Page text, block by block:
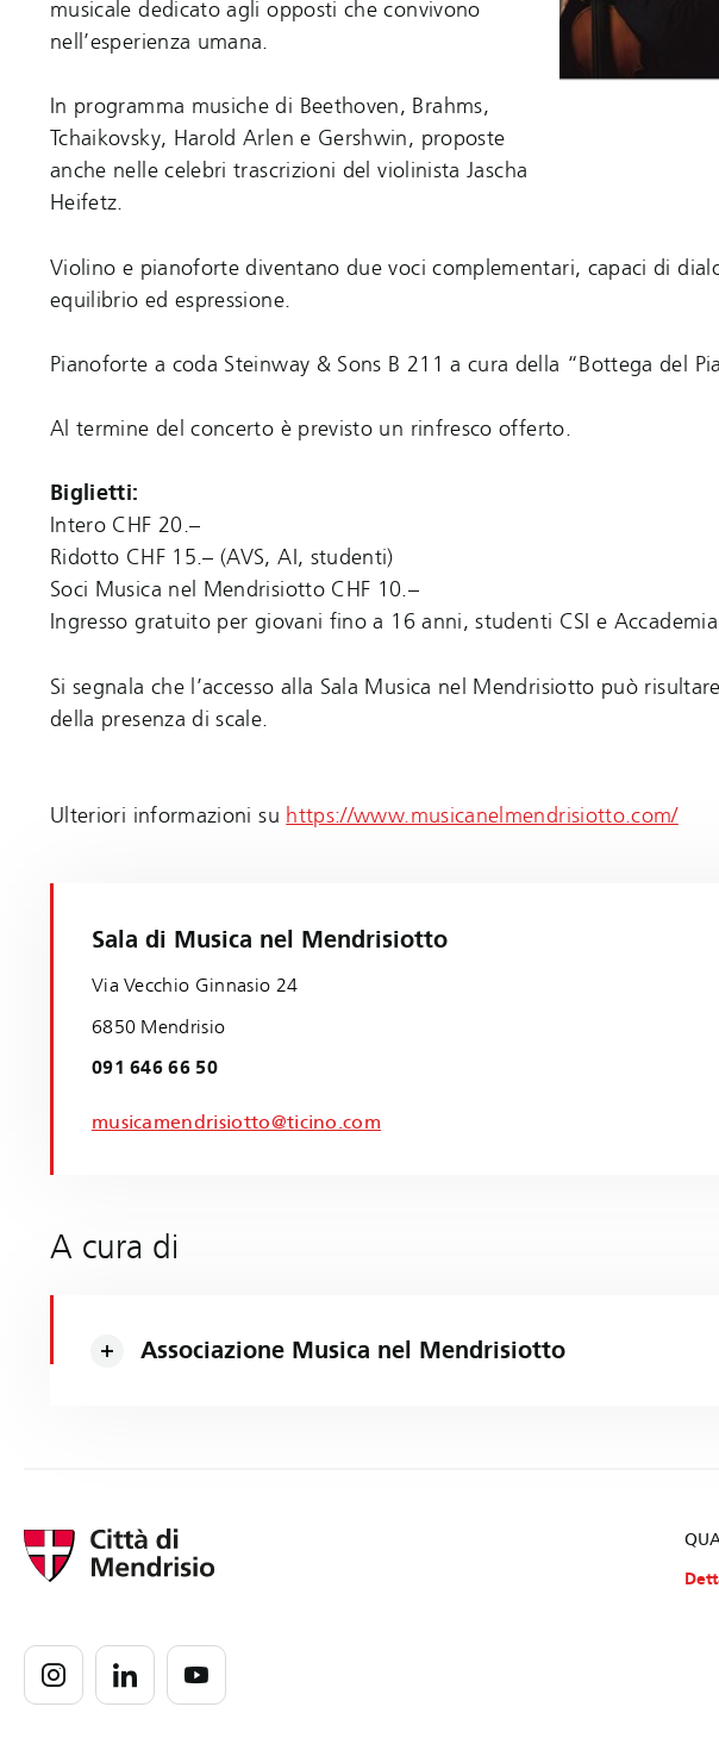
musicale dedicato agli opposti che convivono
nell’esperienza umana.
In programma musiche di Beethoven, Brahms,
Tchaikovsky, Harold Arlen e Gershwin, proposte
anche nelle celebri trascrizioni del violinista Jascha
Heifetz.
Violino e pianoforte diventano due voci complementari, capaci di
equilibrio ed espressione.
Pianoforte a coda Steinway & Sons B 211 a cura della “Bottega del
Al termine del concerto è previsto un rinfresco offerto.
Biglietti:
Intero CHF 20.–
Ridotto CHF 15.– (AVS, AI, studenti)
Soci Musica nel Mendrisiotto CHF 10.–
Ingresso gratuito per giovani fino a 16 anni, studenti CSI e
Si segnala che l’accesso alla Sala Musica nel Mendrisiotto può
della presenza di scale.
Ulteriori informazioni su https://www.musicanelmendrisiotto.com/
Sala di Musica nel Mendrisiotto
Via Vecchio Ginnasio 24
6850 Mendrisio
091 646 66 50
musicamendrisiotto@ticino.com
A cura di
Associazione Musica nel Mendrisiotto